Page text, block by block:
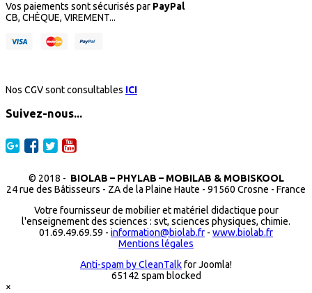
Vos paiements sont sécurisés par PayPal
CB, CHÈQUE, VIREMENT...
Nos CGV sont consultables ICI
Suivez-nous...
© 2018 - BIOLAB – PHYLAB – MOBILAB & MOBISKOOL
24 rue des Bâtisseurs - ZA de la Plaine Haute - 91560 Crosne - France
Votre fournisseur de mobilier et matériel didactique pour
l'enseignement des sciences : svt, sciences physiques, chimie.
01.69.49.69.59 - information@biolab.fr - www.biolab.fr
Mentions légales
Anti-spam by CleanTalkfor Joomla!
65142 spam blocked
×